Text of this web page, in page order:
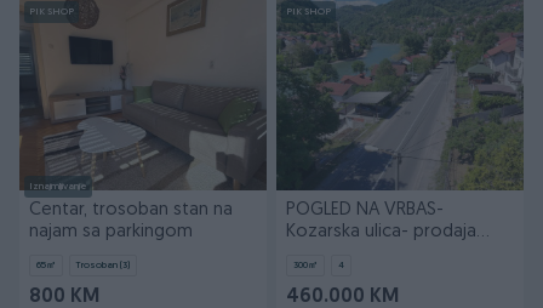
PIK SHOP
Iznajmljivanje
Centar, trosoban stan na
najam sa parkingom
65㎡ Trosoban (3)
800 KM
PIK SHOP
POGLED NA VRBAS-
Kozarska ulica- prodaja
300㎡ 4
460.000 KM